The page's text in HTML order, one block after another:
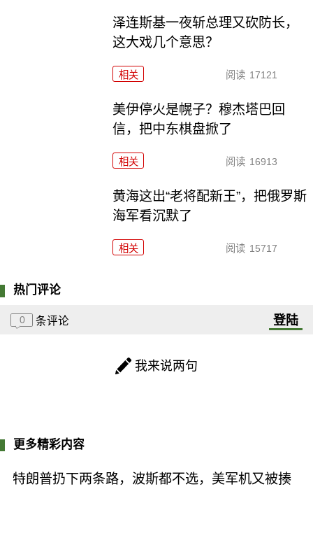
泽连斯基一夜斩总理又砍防长，
这大戏几个意思？
相关 阅读 17121
美伊停火是幌子？穆杰塔巴回
信，把中东棋盘掀了
相关 阅读 16913
黄海这出“老将配新王”，把俄罗斯
海军看沉默了
相关 阅读 15717
热门评论
0 条评论 登陆
我来说两句
更多精彩内容
特朗普扔下两条路，波斯都不选，美军机又被揍